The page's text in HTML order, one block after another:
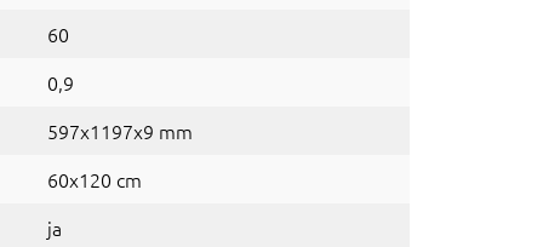
60
0,9
597x1197x9 mm
60x120 cm
ja